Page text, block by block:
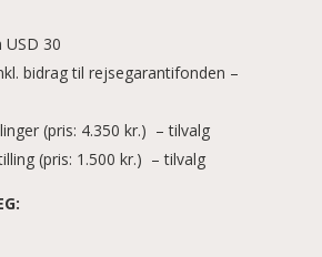
USD 30
bidrag til rejsegarantifonden –
(pris: 4.350 kr.) – tilvalg
(pris: 1.500 kr.) – tilvalg